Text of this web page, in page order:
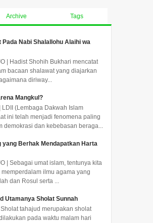
Archive Tags
Pada Nabi Shalallohu Alaihi wa
| Hadist Shohih Bukhari mencatat
bacaan shalawat yang diajarkan
diriway...
Mangkul?
LDII (Lembaga Dakwah Islam
ini telah menjadi fenomena paling
demokrasi dan kebebasan beraga...
yang Berhak Mendapatkan Harta
| Sebagai umat islam, tentunya kita
memperdalam ilmu agama yang
dan Rosul serta ...
Utamanya Sholat Sunnah
tahajud merupakan sholat
pada waktu malam hari